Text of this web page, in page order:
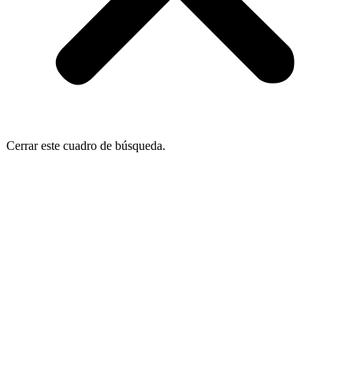
Cerrar este cuadro de búsqueda.